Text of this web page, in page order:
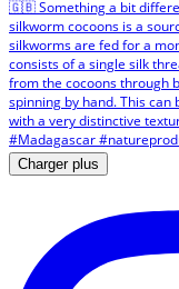
Charger plus